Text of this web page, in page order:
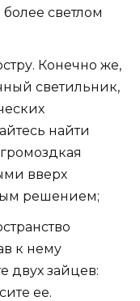
светлом
Конечно же,
светильник,
найти
вверх
решением;
к нему
двух зайцев:
ее.